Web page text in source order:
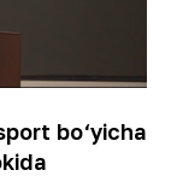
bo‘yicha